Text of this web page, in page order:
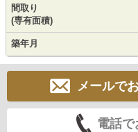
間取り
(専有面積)
築年月
メールで
電話